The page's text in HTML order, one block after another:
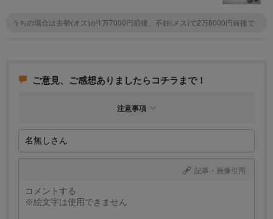
うちの場合は去勢(オス)が1万7000円前後、不妊(メス)で2万8000円前後で
めだったため、年に何回かお願いしたので2匹目からは2000〜3000円程の
せん)。 地域と保護猫かどうか、あとは病院によって違いがあるようです。
ご意見、ご感想ありましたらコチラまで！
注意事項
記事・画像引用